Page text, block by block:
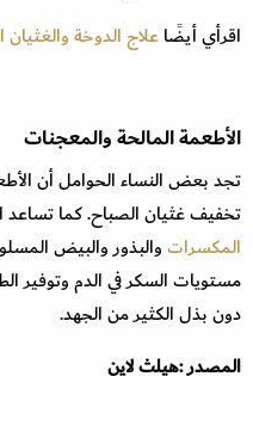
اقرأي أيضًاعلاج الدوخة والغثيان المفاجئ بـ10
الأطعمة المالحة والمعجنات
تجد بعض النساء الحوامل أن
تخفيف غثيان الصباح. كما تساعد
المكسراتوالبذور والبيض
مستويات السكر في الدم وتوفير
دون بذل الكثير من الجهد.
المصدر :هيلث لاين